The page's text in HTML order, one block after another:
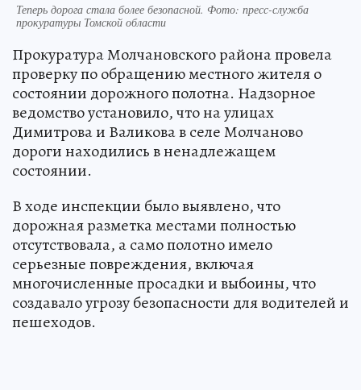
Теперь дорога стала более безопасной. Фото: пресс-служба
прокуратуры Томской области
Прокуратура Молчановского района провела
проверку по обращению местного жителя о
состоянии дорожного полотна. Надзорное
ведомство установило, что на улицах
Димитрова и Валикова в селе Молчаново
дороги находились в ненадлежащем
состоянии.
В ходе инспекции было выявлено, что
дорожная разметка местами полностью
отсутствовала, а само полотно имело
серьезные повреждения, включая
многочисленные просадки и выбоины, что
создавало угрозу безопасности для водителей и
пешеходов.